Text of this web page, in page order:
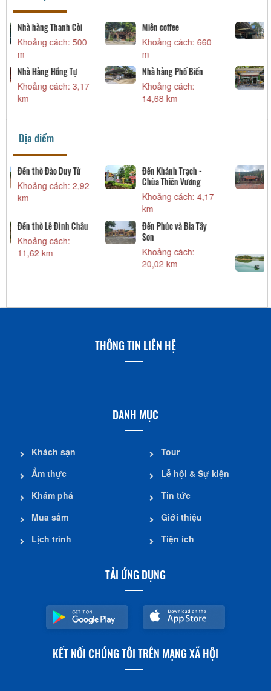
Nhà hàng Thanh Còi
Khoảng cách: 500
Khoảng cách: 660
Nhà Hàng Hồng Tự
Khoảng cách: 3,17
Nhà hàng Phố Biển
Khoảng cách:
Địa điểm
Đền thờ Đào Duy Từ
Khoảng cách: 2,92
Đền Khánh Trạch -
Chùa Thiên Vương
Khoảng cách: 4,17
Đền thờ Lê Đình Châu
Khoảng cách:
Đền Phúc và Bia Tây
Khoảng cách:
THÔNG TIN LIÊN HỆ
DANH MỤC
Khách sạn
Ẩm thực
Khám phá
Mua sắm
Lịch trình
Tour
Lễ hội & Sự kiện
Tin tức
Giới thiệu
Tiện ích
TẢI ỨNG DỤNG
KẾT NỐI CHÚNG TÔI TRÊN MẠNG XÃ HỘI